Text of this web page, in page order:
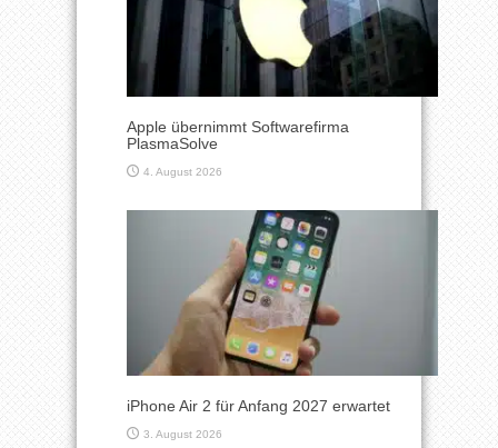
Apple übernimmt Softwarefirma
PlasmaSolve
4. August 2026
iPhone Air 2 für Anfang 2027 erwartet
3. August 2026